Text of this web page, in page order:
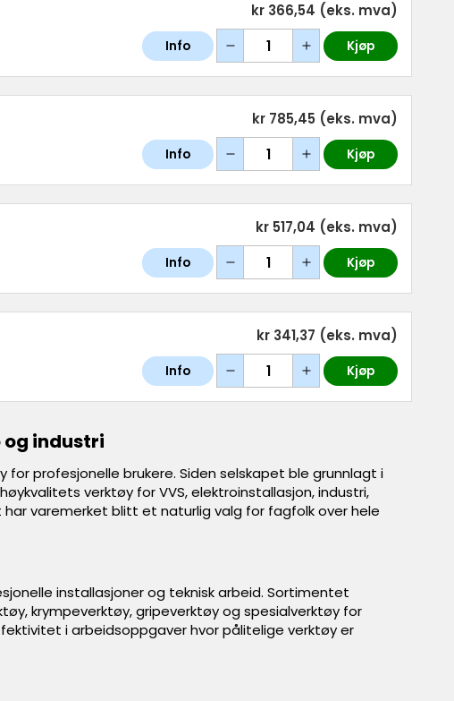
kr 366,54 (eks. mva)
Info Kjøp
kr 785,45 (eks. mva)
Info Kjøp
kr 517,04 (eks. mva)
Info Kjøp
kr 341,37 (eks. mva)
Info Kjøp
og industri
profesjonelle brukere. Siden selskapet ble grunnlagt i
verktøy for VVS, elektroinstallasjon, industri,
varemerket blitt et naturlig valg for fagfolk over hele
installasjoner og teknisk arbeid. Sortimentet
krympeverktøy, gripeverktøy og spesialverktøy for
i arbeidsoppgaver hvor pålitelige verktøy er